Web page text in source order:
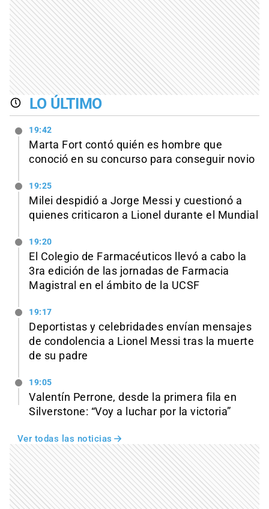
LO ÚLTIMO
19:42
Marta Fort contó quién es hombre que
conoció en su concurso para conseguir novio
19:25
Milei despidió a Jorge Messi y cuestionó a
quienes criticaron a Lionel durante el Mundial
19:20
El Colegio de Farmacéuticos llevó a cabo la
3ra edición de las jornadas de Farmacia
Magistral en el ámbito de la UCSF
19:17
Deportistas y celebridades envían mensajes
de condolencia a Lionel Messi tras la muerte
de su padre
19:05
Valentín Perrone, desde la primera fila en
Silverstone: “Voy a luchar por la victoria”
Ver todas las noticias